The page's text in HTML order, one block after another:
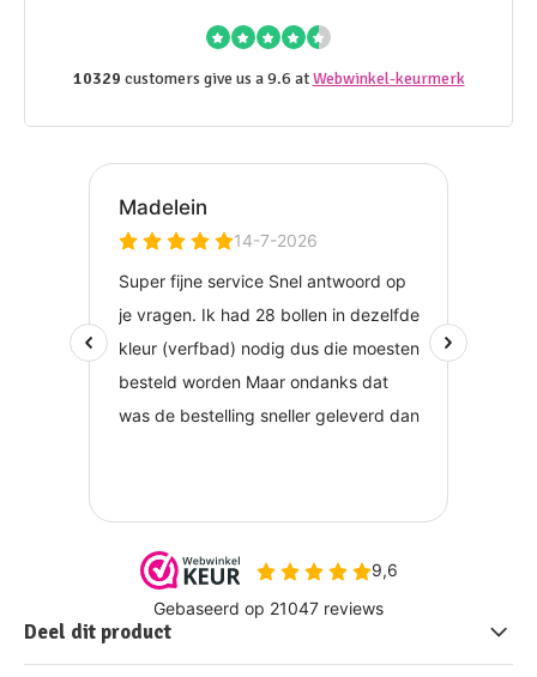
10329 customers give us a 9.6 atWebwinkel-keurmerk
Deel dit product